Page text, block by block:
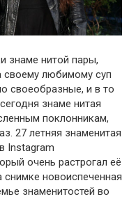
знаме нитой пары,
своему любимому суп
своеобразные, и в то
знаме нитая
поклонникам,
27 летняя знаменитая
Instagram
очень pастрогал её
новоиспеченная
знаменитостей во